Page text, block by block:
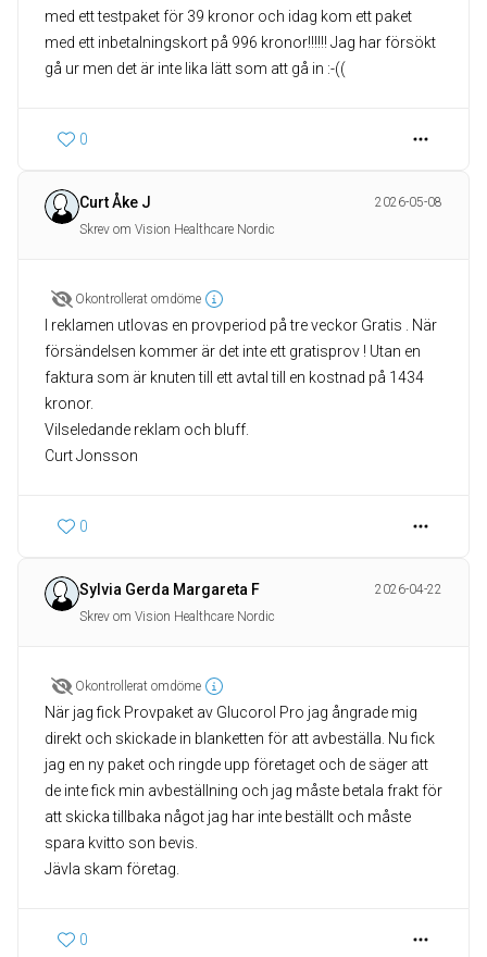
med ett testpaket för 39 kronor och idag kom ett paket
med ett inbetalningskort på 996 kronor!!!!!! Jag har försökt
gå ur men det är inte lika lätt som att gå in :-((
0
Curt Åke J
2026-05-08
Skrev om Vision Healthcare Nordic
Okontrollerat omdöme
I reklamen utlovas en provperiod på tre veckor Gratis . När
försändelsen kommer är det inte ett gratisprov ! Utan en
faktura som är knuten till ett avtal till en kostnad på 1434
kronor.
Vilseledande reklam och bluff.
Curt Jonsson
0
Sylvia Gerda Margareta F
2026-04-22
Skrev om Vision Healthcare Nordic
Okontrollerat omdöme
När jag fick Provpaket av Glucorol Pro jag ångrade mig
direkt och skickade in blanketten för att avbeställa. Nu fick
jag en ny paket och ringde upp företaget och de säger att
de inte fick min avbeställning och jag måste betala frakt för
att skicka tillbaka något jag har inte beställt och måste
spara kvitto son bevis.
Jävla skam företag.
0